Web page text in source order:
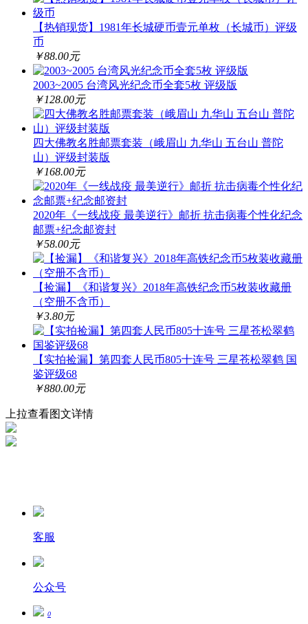
【热销现货】1981年长城硬币壹元单枚（长城币）评级
币
￥88.00元
2003~2005 台湾风光纪念币全套5枚 评级版
￥128.00元
四大佛教名胜邮票套装（峨眉山 九华山 五台山 普陀
山）评级封装版
￥168.00元
2020年《一线战疫 最美逆行》邮折 抗击病毒个性化纪念
邮票+纪念邮资封
￥58.00元
【捡漏】《和谐复兴》2018年高铁纪念币5枚装收藏册
（空册不含币）
￥3.80元
【实拍捡漏】第四套人民币805十连号 三星苍松翠鹤 国
鉴评级68
￥880.00元
上拉查看图文详情
客服
公众号
0